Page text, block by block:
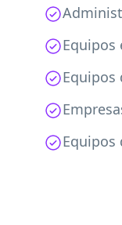
Equipos
Equipos
Equipos